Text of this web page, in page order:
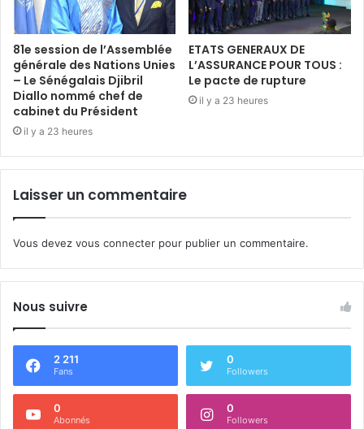
81e session de l’Assemblée
générale des Nations Unies
– Le Sénégalais Djibril
Diallo nommé chef de
cabinet du Président
il y a 23 heures
ETATS GENERAUX DE
L’ASSURANCE POUR TOUS :
Le pacte de rupture
il y a 23 heures
Laisser un commentaire
Vous devez vous connecter pour publier un commentaire.
Nous suivre
2 211
Fans
0
Followers
0
Abonnés
0
Followers